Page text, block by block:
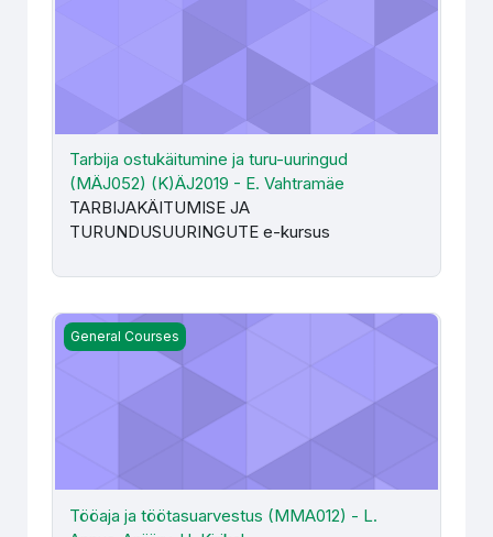
Tarbija ostukäitumine ja turu-uuringud
(MÄJ052) (K)ÄJ2019 - E. Vahtramäe
TARBIJAKÄITUMISE JA
TURUNDUSUURINGUTE e-kursus
Tööaja ja töötasuarvestus (MMA012) - L. Annus-Anijärv,
General Courses
Tööaja ja töötasuarvestus (MMA012) - L.